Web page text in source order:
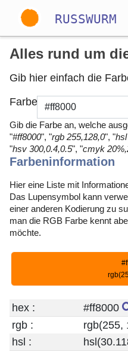
RUSSWURM
Gallery
Englisch
Alles rund um
Gib hier einfach die
Farbe
Gib die Farbe an, welche
"#ff8000", "rgb 255,128,0", "
"hsv 300,0.4,0.5", "cmyk
Farbeninformation
Hier eine Liste mit
Das Lupensymbol kann
einer anderen Kodierung zu
man die RGB Farbe kennt
möchte.
hex :
#ff8000
rgb :
rgb(255,
hsl :